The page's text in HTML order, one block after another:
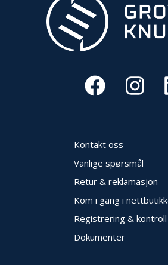
Kontakt oss
Vanlige spørsmål
Retur & reklamasjon
Kom i gang i
Registrering & kontroll
Dokumenter